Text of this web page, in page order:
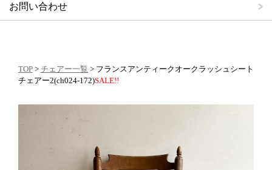
お問い合わせ
TOP > チェアー一覧 > フランスアンティークオークラッシュシート
チェアー2(ch024-172)SALE!!